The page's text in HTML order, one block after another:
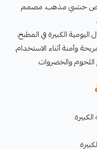
خشبي مذهب، مصمم
الكبيرة في المطبخ،
وآمنة أثناء الاستخدام.
اللحوم والخضروات